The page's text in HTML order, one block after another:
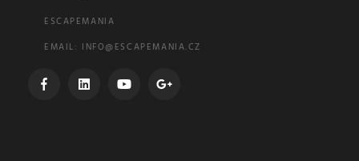
ESCAPEMANIA
EMAIL: INFO@ESCAPEMANIA.CZ